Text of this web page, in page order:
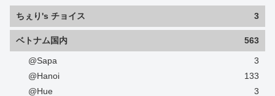
ちぇり's チョイス 3
ベトナム国内 563
@Sapa
3
@Hanoi
133
@Hue
3